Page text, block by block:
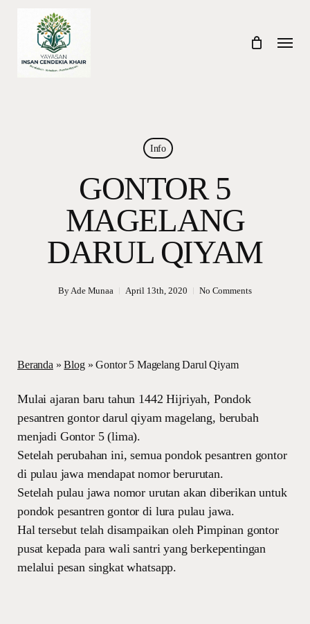
content
Menu
Info
GONTOR 5
MAGELANG
DARUL QIYAM
ByAde Munaa April 13th, 2020 No Comments
Beranda »Blog»Gontor 5 Magelang Darul Qiyam
Mulai ajaran baru tahun 1442 Hijriyah, Pondok
pesantren gontor darul qiyam magelang, berubah
menjadi Gontor 5 (lima).
Setelah perubahan ini, semua pondok pesantren gontor
di pulau jawa mendapat nomor berurutan.
Setelah pulau jawa nomor urutan akan diberikan untuk
pondok pesantren gontor di lura pulau jawa.
Hal tersebut telah disampaikan oleh Pimpinan gontor
pusat kepada para wali santri yang berkepentingan
melalui pesan singkat whatsapp.